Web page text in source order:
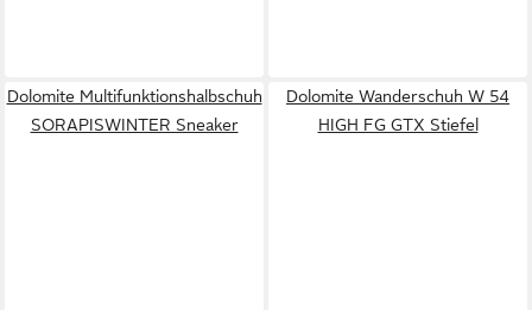
Dolomite Multifunktionshalbschuh
SORAPISWINTER Sneaker
Dolomite Wanderschuh W 54
HIGH FG GTX Stiefel